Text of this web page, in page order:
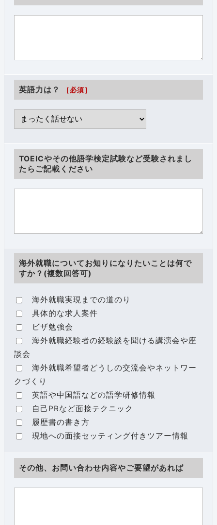
英語力は？ ［必須］
TOEICやその他語学検定試験など受験されまし
たらご記載ください
海外就職についてお知りになりたいことは何で
すか？(複数回答可)
海外就職実現までの道のり
具体的な求人案件
ビザ勉強会
海外就職経験者の経験談を聞ける講演会や座
談会
海外就職希望者どうしの交流会やネットワー
クづくり
英語や中国語などの語学研修情報
自己PRなど面接テクニック
履歴書の書き方
現地への面接セッティング付きツアー情報
その他、お問い合わせ内容やご要望があれば